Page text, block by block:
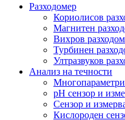
Разходомер
Кориолисов
Магнитен
Вихров
Турбинен
Ултразвуков
Анализ на течности
pH сензор и
Сензор и
Кислороден